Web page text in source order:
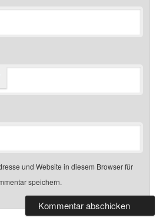
und Website in diesem Browser für
speichern.